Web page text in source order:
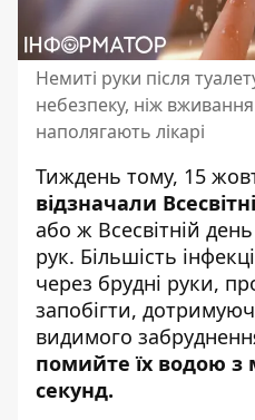
Немиті руки після
небезпеку, ніж
наполягають лікарі
Тиждень тому, 15
відзначали
або ж Всесвітній
рук. Більшість
через брудні руки,
запобігти,
видимого
помийте їх водою
секунд.